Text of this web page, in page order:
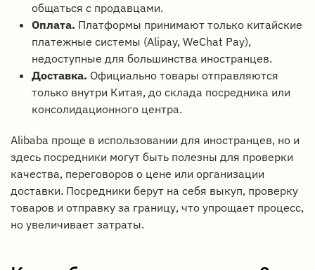
общаться с продавцами.
Оплата. Платформы принимают только китайские
платежные системы (Alipay, WeChat Pay),
недоступные для большинства иностранцев.
Доставка. Официально товары отправляются
только внутри Китая, до склада посредника или
консолидационного центра.
Alibaba проще в использовании для иностранцев, но и
здесь посредники могут быть полезны для проверки
качества, переговоров о цене или организации
доставки. Посредники берут на себя выкуп, проверку
товаров и отправку за границу, что упрощает процесс,
но увеличивает затраты.